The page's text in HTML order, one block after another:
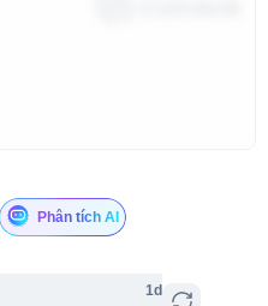
Phân tích AI
1d